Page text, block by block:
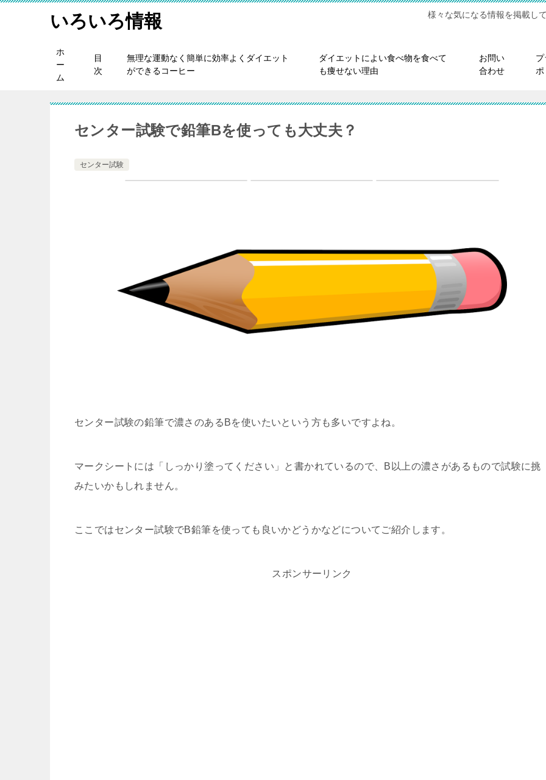
いろいろ情報 様々な気になる情報を掲載し
ホ
ー
ム
目
次
無理な運動なく簡単に効率よくダイエット
ができるコーヒー
ダイエットによい食べ物を食べて
も痩せない理由
お問い
合わせ
センター試験で鉛筆Bを使っても大丈夫？
センター試験
センター試験の鉛筆で濃さのあるBを使いたいという方も多いですよね。
マークシートには「しっかり塗ってください」と書かれているので、B以上の濃さがあるもので試験に挑
みたいかもしれません。
ここではセンター試験でB鉛筆を使っても良いかどうかなどについてご紹介します。
スポンサーリンク